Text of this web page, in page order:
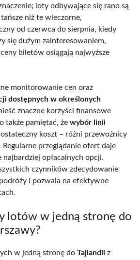
loty odbywające się rano są
tańsze niż te wieczorne,
od czerwca do sierpnia, kiedy
się dużym zainteresowaniem,
biletów osiągają najwyższe
monitorowanie cen oraz
dostępnych w określonych
znaczne korzyści finansowe
także pamiętać, że wybór linii
koszt – różni przewoźnicy
Regularne przeglądanie ofert daje
najbardziej opłacalnych opcji.
czynników zdecydowanie
i pozwala na efektywne
lotów w jedną stronę do
w jedną stronę do Tajlandii z